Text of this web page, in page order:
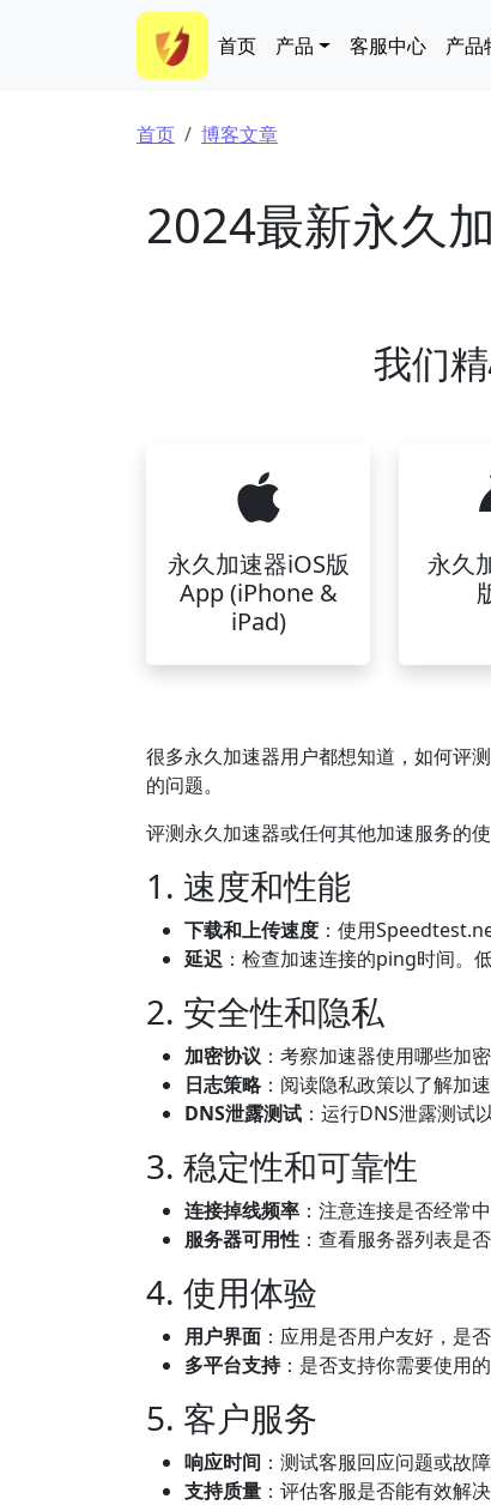
Main navigation
首页 产品 客服中心 产品
面包屑
首页 博客文章
2024最新永久
我们
永久加速器iOS版
App (iPhone &
iPad)
永久
很多永久加速器用户都想知道，如何评
的问题。
评测永久加速器或任何其他加速服务的
1. 速度和性能
下载和上传速度 ：使用
延迟 ：检查加速连接的ping时间。
2. 安全性和隐私
加密协议 ：考察加速器使用哪些加密
日志策略：阅读隐私政策以了解加
DNS泄露测试 ：运行DNS泄露测试
3. 稳定性和可靠性
连接掉线频率 ：注意连接是否经常中
服务器可用性 ：查看服务器列表是
4. 使用体验
用户界面 ：应用是否用户友好，是
多平台支持：是否支持你需要使用
5. 客户服务
响应时间 ：测试客服回应问题或故障
支持质量 ：评估客服是否能有效解决